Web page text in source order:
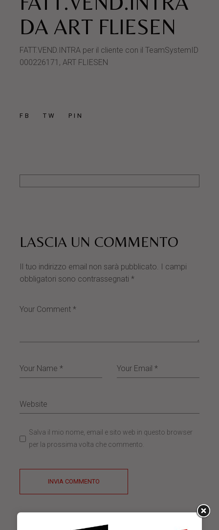
DA ART FLIESEN
FATT.VEND.INTRA per il cliente con il TeamSystemID
000226171, ART FLIESEN
FB TW PIN
LASCIA UN COMMENTO
Il tuo indirizzo email non sarà pubblicato. I campi
obbligatori sono contrassegnati*
Salva il mio nome, email e sito web in questo browser
per la prossima volta che commento.
INVIA COMMENTO